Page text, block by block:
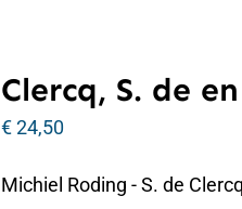
Clercq, S. de
€24,50
Michiel Roding - S. de